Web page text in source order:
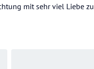
mit sehr viel Liebe